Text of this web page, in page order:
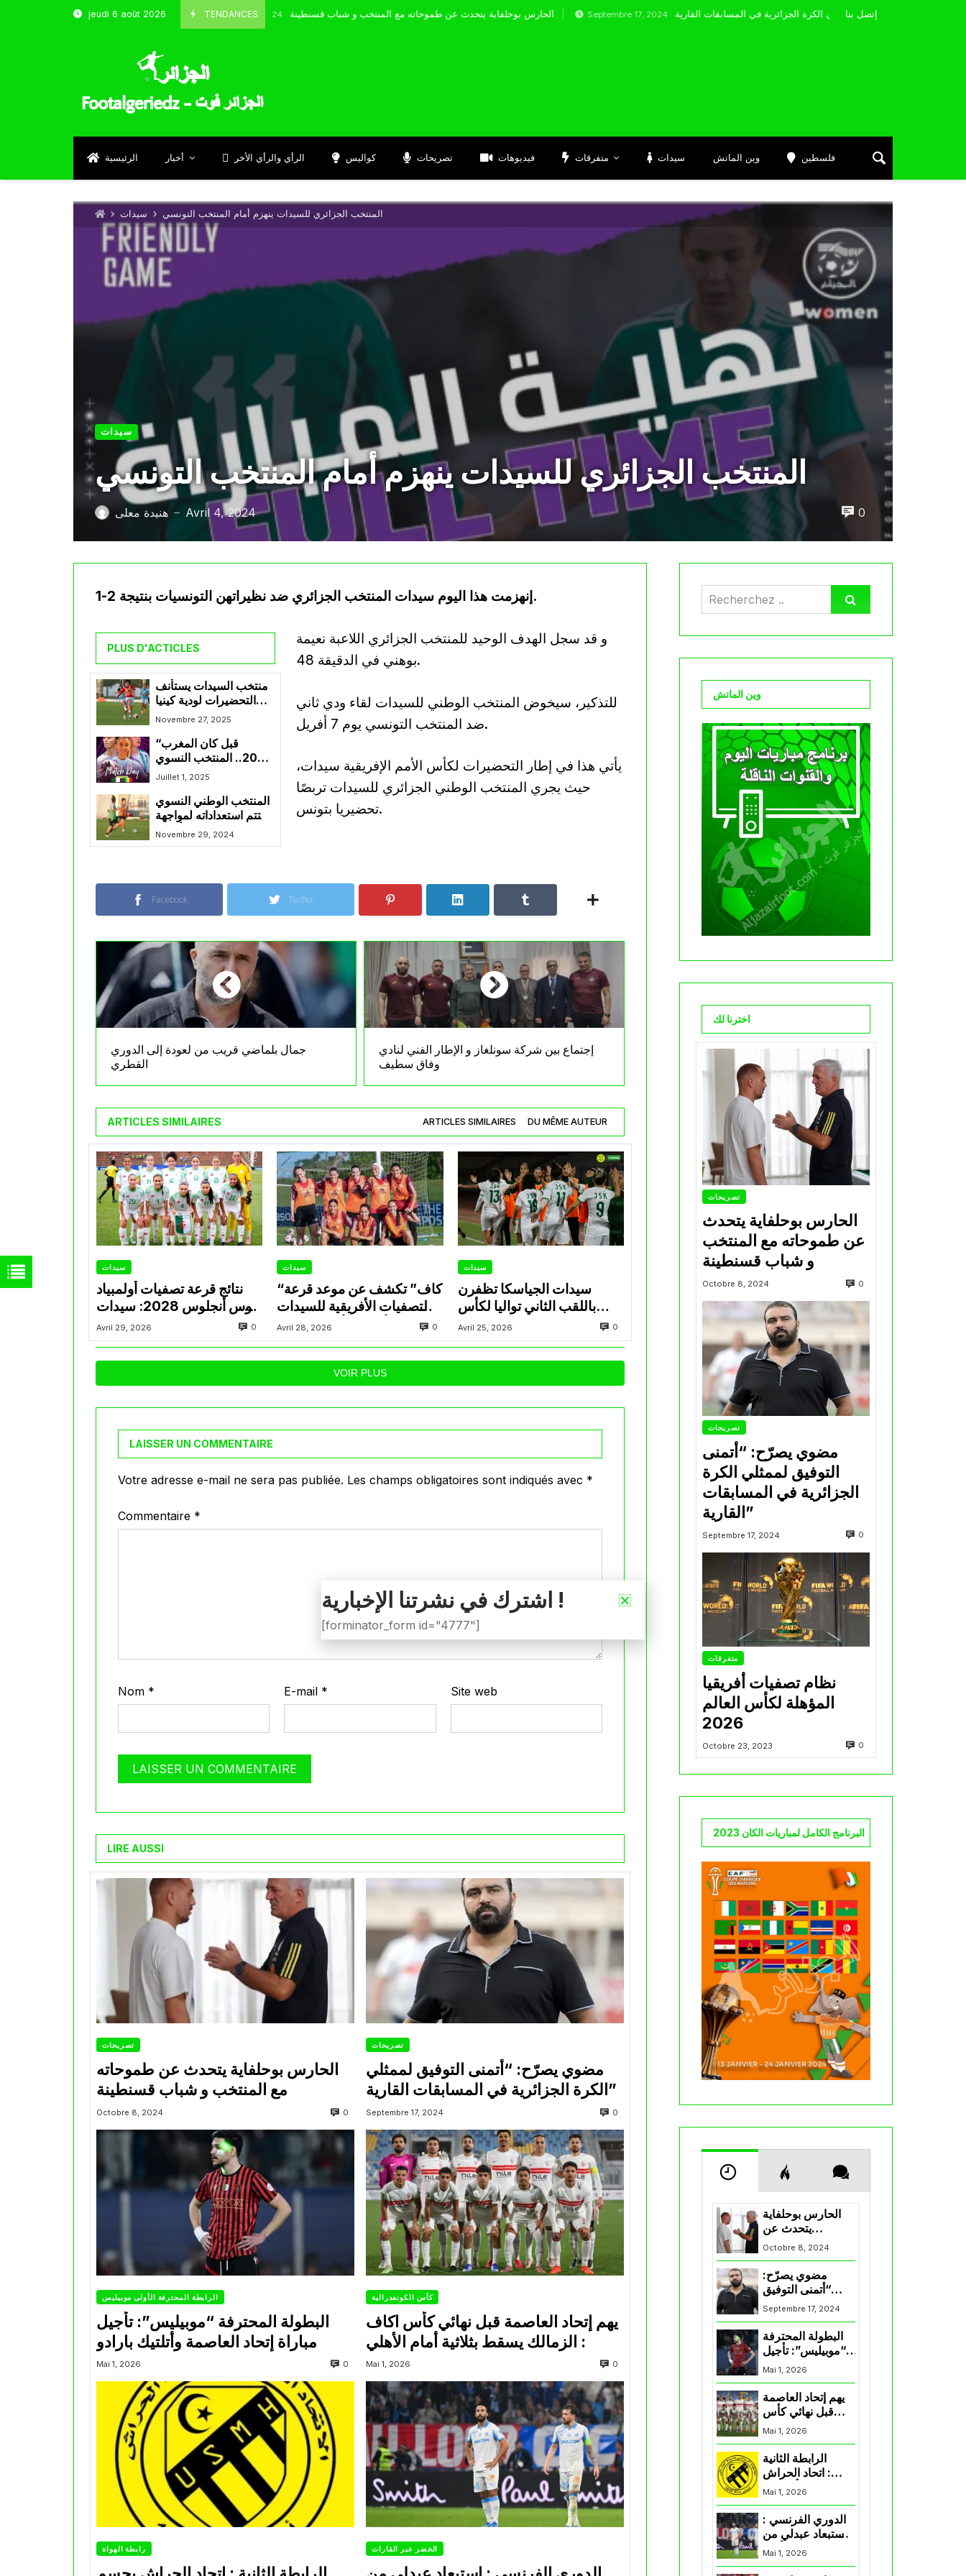
jeudi 6 août 2026 TENDANCES
Octobre 8, 2024 الحارس بوحلفاية يتحدث عن طموحاته مع المنتخب و شباب قسنطينة Septembre 17, 2024 إتصل بنا
الرئيسية أخبار الرأي والرأي الأخر كواليس تصريحات فيديوهات متفرقات سيدات وين الماتش فلسطين
سيدات المنتخب الجزائري للسيدات ينهزم أمام المنتخب التونسي
سيدات
المنتخب الجزائري للسيدات ينهزم أمام المنتخب التونسي
هنيدة معلى — Avril 4, 2024 0
إنهزمت هذا اليوم سيدات المنتخب الجزائري ضد نظيراتهن التونسيات بنتيجة 2-1.
PLUS D'ACTICLES
منتخب السيدات يستأنف
التحضيرات لودية كينيا
الثانية وبنستيتي يدعم
Novembre 27, 2025
“قبل كان المغرب
2025.. المنتخب النسوي
يرفع نسق التحضيرات
Juillet 1, 2025
المنتخب الوطني النسوي
يختتم استعداداته لمواجهة
أوغندا
Novembre 29, 2024
و قد سجل الهدف الوحيد للمنتخب الجزائري اللاعبة نعيمة
بوهني في الدقيقة 48.
للتذكير، سيخوض المنتخب الوطني للسيدات لقاء ودي ثاني
ضد المنتخب التونسي يوم 7 أفريل.
يأتي هذا في إطار التحضيرات لكأس الأمم الإفريقية سيدات،
حيث يجري المنتخب الوطني الجزائري للسيدات تربصًا
تحضيريا بتونس.
Facebook Twitter
جمال بلماضي قريب من لعودة إلى الدوري
القطري
إجتماع بين شركة سونلغاز و الإطار الفني لنادي
وفاق سطيف
ARTICLES SIMILAIRES ARTICLES SIMILAIRES DU MÊME AUTEUR
سيدات
نتائج قرعة تصفيات أولمبياد
لوس أنجلوس 2028: سيدات
الخضر يواجهن إفريقيا
الوسطى
Avril 29, 2026 0
سيدات
“كاف” تكشف عن موعد قرعة
التصفيات الأفريقية للسيدات
المؤهلة للألعاب الأولمبية لوس
أنجلس 2028
Avril 28, 2026 0
سيدات
سيدات الجياسكا تظفرن
باللقب الثاني تواليا لكأس
الجزائر
Avril 25, 2026 0
VOIR PLUS
LAISSER UN COMMENTAIRE
Votre adresse e-mail ne sera pas publiée. Les champs obligatoires sont indiqués avec *
Commentaire *
Nom * E-mail * Site web
LIRE AUSSI
تصريحات
الحارس بوحلفاية يتحدث عن طموحاته
مع المنتخب و شباب قسنطينة
Octobre 8, 2024 0
تصريحات
مضوي يصرّح: “أتمنى التوفيق لممثلي
الكرة الجزائرية في المسابقات القارية”
Septembre 17, 2024 0
الرابطة المحترفة الأولى موبيليس
البطولة المحترفة “موبيليس”: تأجيل
مباراة إتحاد العاصمة وأتلتيك بارادو
Mai 1, 2026 0
كأس الكونفدرالية
يهم إتحاد العاصمة قبل نهائي كأس اكاف
Mai 1, 2026 0
رابطة الهواة الخضر عبر القارات
وين الماتش
اخترنا لك
تصريحات
الحارس بوحلفاية يتحدث
عن طموحاته مع المنتخب
و شباب قسنطينة
Octobre 8, 2024 0
تصريحات
مضوي يصرّح: “أتمنى
التوفيق لممثلي الكرة
الجزائرية في المسابقات
القارية”
Septembre 17, 2024 0
متفرقات
نظام تصفيات أفريقيا
المؤهلة لكأس العالم
2026
Octobre 23, 2023 0
البرنامج الكامل لمباريات الكان 2023
الحارس بوحلفاية
يتحدث عن
طموحاته مع
المنتخب و شباب
قسنطينة
Octobre 8, 2024
مضوي يصرّح:
“أتمنى التوفيق
لممثلي الكرة
الجزائرية في
Septembre 17, 2024
البطولة المحترفة
“موبيليس”: تأجيل
مباراة إتحاد
العاصمة وأتلتيك
بارادو
Mai 1, 2026
يهم إتحاد العاصمة
قبل نهائي كأس
اكاف : الزمالك
يسقط بثلاثية أمام
Mai 1, 2026
الرابطة الثانية
: اتحاد الحراش
يحسم التأهل إلى
“البلاي أوف”
Mai 1, 2026
الدوري الفرنسي :
استبعاد عبدلي من
قائمة مرسيليا أمام
Mai 1, 2026
اشترك في نشرتنا الإخبارية !
[forminator_form id="4777"]